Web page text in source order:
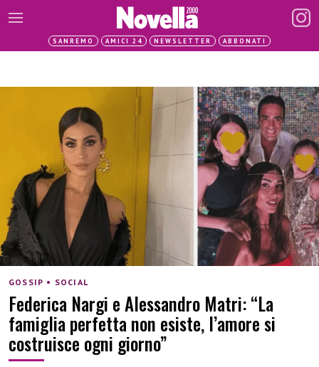
SANREMO AMICI 24 NEWSLETTER ABBONATI
GOSSIP • SOCIAL
Federica Nargi e Alessandro Matri: “La
famiglia perfetta non esiste, l’amore si
costruisce ogni giorno”